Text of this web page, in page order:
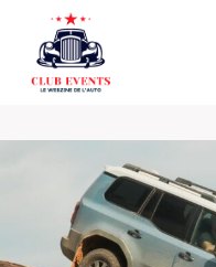
content